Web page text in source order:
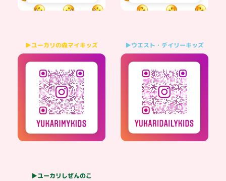
▶ユーカリの森マイキッズ ▶ウエスト・デイリーキッズ
▶ユーカリしぜんのこ